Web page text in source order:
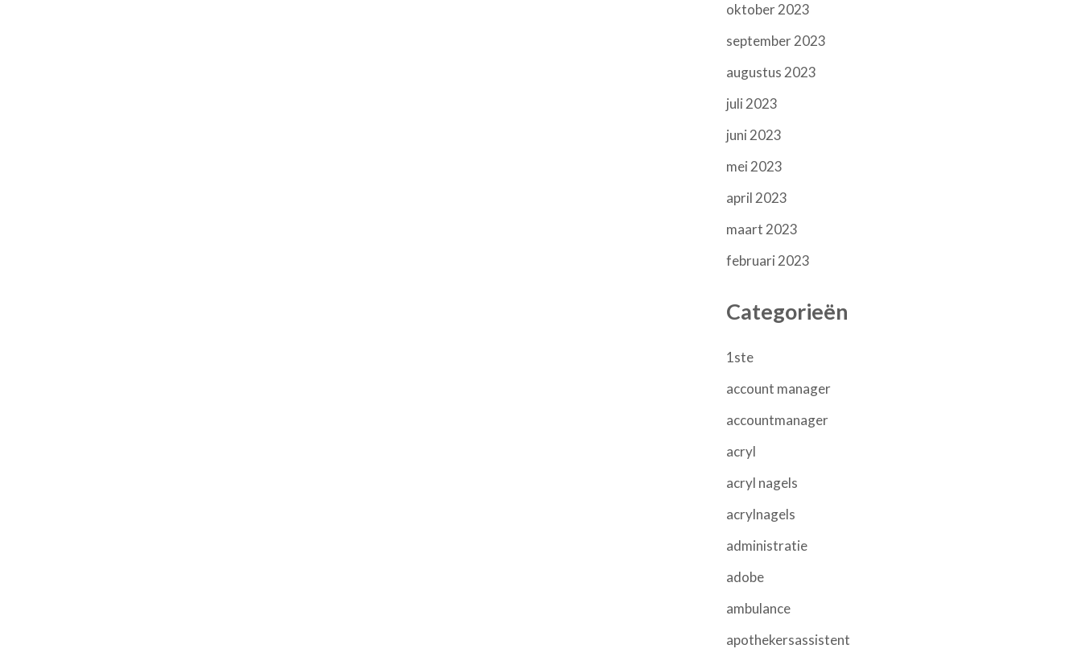
oktober 2023
september 2023
augustus 2023
juli 2023
juni 2023
mei 2023
april 2023
maart 2023
februari 2023
Categorieën
1ste
account manager
accountmanager
acryl
acryl nagels
acrylnagels
administratie
adobe
ambulance
apothekersassistent